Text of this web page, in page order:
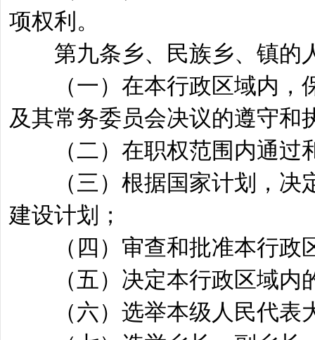
项权利。
第九条乡、民族乡、镇的
（一）在本行政区域内，保
及其常务委员会决议的遵守和
（二）在职权范围内通过
（三）根据国家计划，决定
建设计划；
（四）审查和批准本行政
（五）决定本行政区域内
（六）选举本级人民代表